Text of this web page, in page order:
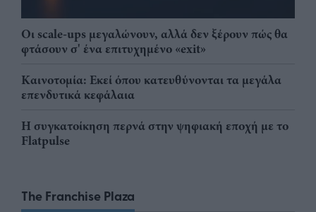
Οι scale-ups μεγαλώνουν, αλλά δεν ξέρουν πώς θα
φτάσουν σ' ένα επιτυχημένο «exit»
Καινοτομία: Εκεί όπου κατευθύνονται τα μεγάλα
επενδυτικά κεφάλαια
Η συγκατοίκηση περνά στην ψηφιακή εποχή με το
Flatpulse
The Franchise Plaza